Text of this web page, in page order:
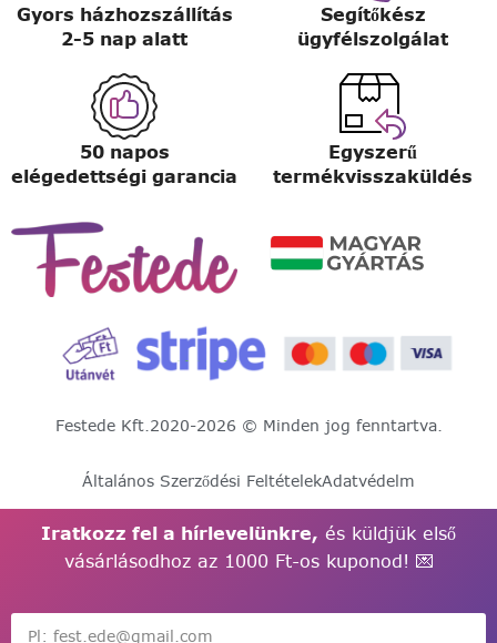
Gyors házhozszállítás
2-5 nap alatt
Segítőkész
ügyfélszolgálat
50 napos
elégedettségi garancia
Egyszerű
termékvisszaküldés
Festede Kft.2020-2026 © Minden jog fenntartva.
Általános Szerződési FeltételekAdatvédelm
Iratkozz fel a hírlevelünkre, és küldjük első
vásárlásodhoz az 1000 Ft-os kuponod! 💌